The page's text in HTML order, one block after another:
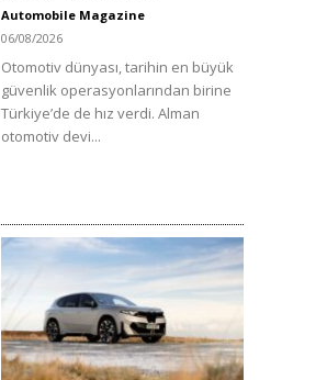
Automobile Magazine
06/08/2026
Otomotiv dünyası, tarihin en büyük
güvenlik operasyonlarından birine
Türkiye’de de hız verdi. Alman
otomotiv devi...